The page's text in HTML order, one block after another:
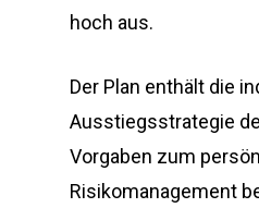
hoch aus.
Der Plan enthält die
Ausstiegsstrategie
Vorgaben zum
Risikomanagement